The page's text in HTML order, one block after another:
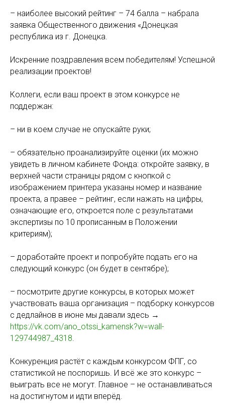
– наиболее высокий рейтинг – 74 балла – набрала
заявка Общественного движения «Донецкая
республика из г. Донецка.
Искренние поздравления всем победителям! Успешной
реализации проектов!
Коллеги, если ваш проект в этом конкурсе не
поддержан:
– ни в коем случае не опускайте руки;
– обязательно проанализируйте оценки (их можно
увидеть в личном кабинете Фонда: откройте заявку, в
верхней части страницы рядом с кнопкой с
изображением принтера указаны номер и название
проекта, а правее – рейтинг, если нажать на цифры,
означающие его, откроется поле с результатами
экспертизы по 10 прописанным в Положении
критериям);
– доработайте проект и попробуйте подать его на
следующий конкурс (он будет в сентябре);
– посмотрите другие конкурсы, в которых может
участвовать ваша организация – подборку конкурсов
с дедлайнов в июне мы давали здесь →
https://vk.com/ano_otssi_kamensk?w=wall-
129744987_4318.
Конкуренция растёт с каждым конкурсом ФПГ, со
статистикой не поспоришь. И всё же это конкурс –
выиграть все не могут. Главное – не останавливаться
на достигнутом и идти вперёд.